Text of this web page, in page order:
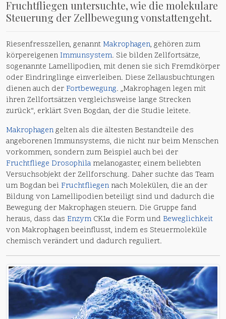
Fruchtfliegen untersuchte, wie die molekulare
Steuerung der Zellbewegung vonstattengeht.
Riesenfresszellen, genannt Makrophagen, gehören zum
körpereigenen Immunsystem. Sie bilden Zellfortsätze,
sogenannte Lamellipodien, mit denen sie sich Fremdkörper
oder Eindringlinge einverleiben. Diese Zellausbuchtungen
dienen auch der Fortbewegung. „Makrophagen legen mit
ihren Zellfortsätzen vergleichsweise lange Strecken
zurück“, erklärt Sven Bogdan, der die Studie leitete.
Makrophagengelten als die ältesten Bestandteile des
angeborenen Immunsystems, die nicht nur beim Menschen
vorkommen, sondern zum Beispiel auch bei der
Fruchtfliege Drosophila melanogaster, einem beliebten
Versuchsobjekt der Zellforschung. Daher suchte das Team
um Bogdan bei Fruchtfliegen nach Molekülen, die an der
Bildung von Lamellipodien beteiligt sind und dadurch die
Bewegung der Makrophagen steuern. Die Gruppe fand
heraus, dass das Enzym CK1α die Form und Beweglichkeit
von Makrophagen beeinflusst, indem es Steuermoleküle
chemisch verändert und dadurch reguliert.